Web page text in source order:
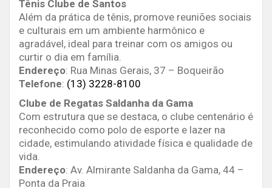
Tênis Clube de Santos
Além da prática de tênis, promove reuniões sociais
e culturais em um ambiente harmônico e
agradável, ideal para treinar com os amigos ou
curtir o dia em família.
Endereço: Rua Minas Gerais, 37 – Boqueirão
Telefone: (13) 3228-8100
Clube de Regatas Saldanha da Gama
Com estrutura que se destaca, o clube centenário é
reconhecido como polo de esporte e lazer na
cidade, estimulando atividade física e qualidade de
vida.
Endereço: Av. Almirante Saldanha da Gama, 44 –
Ponta da Praia